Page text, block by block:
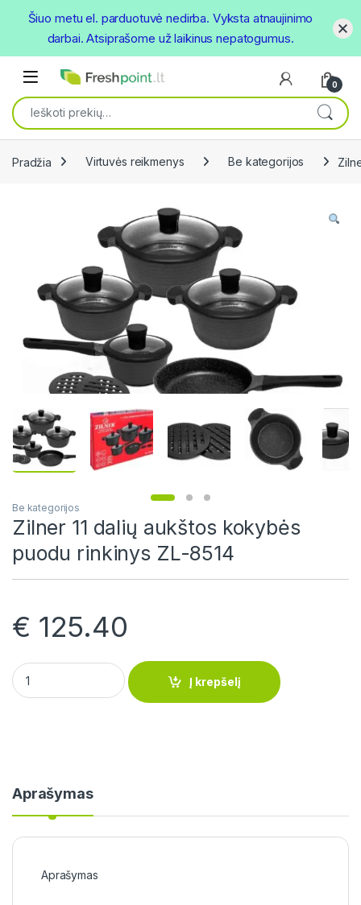
Open
0
Ieškoti:
Pradžia Virtuvės reikmenys Be kategorijos
Be kategorijos
Zilner 11 dalių aukštos kokybės
puodu rinkinys ZL-8514
€ 125.40
Zilner 11 dalių aukštos kokybės puodu rinkinys ZL-8514
Į krepšelį
Aprašymas
Aprašymas
Šiuo metu el. parduotuvė nedirba. Vyksta atnaujinimo
darbai. Atsiprašome už laikinus nepatogumus.